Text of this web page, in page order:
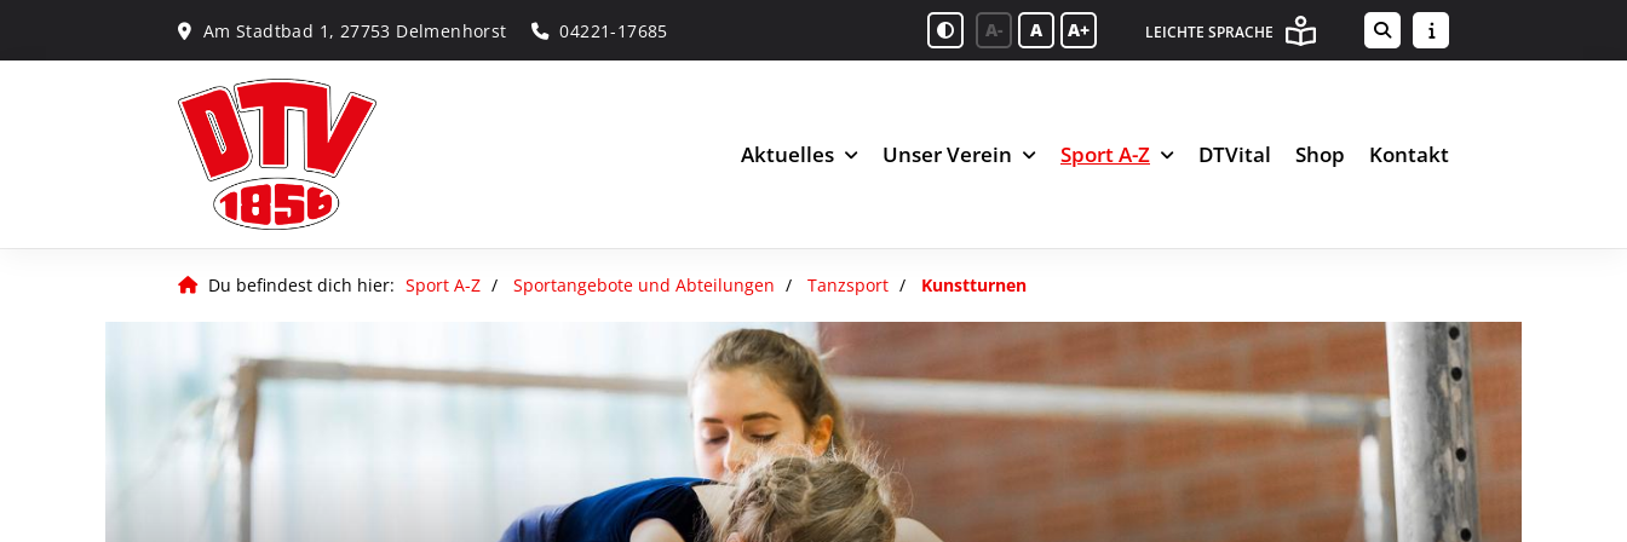
Am Stadtbad 1, 27753 Delmenhorst 04221-17685 A- A A+ LEICHTE SPRACHE
Aktuelles Unser Verein Sport A-Z DTVital Shop Kontakt
Du befindest dich hier: Sport A-Z Sportangebote und Abteilungen Tanzsport Kunstturnen